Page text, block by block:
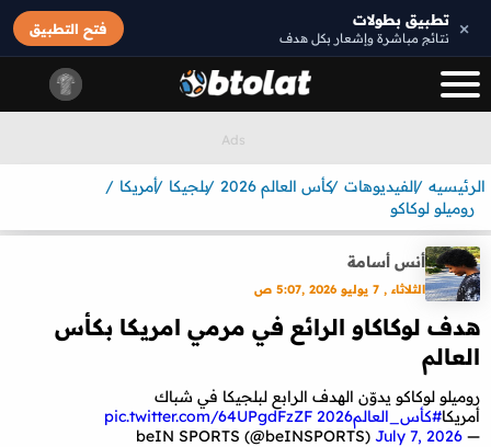
× تطبيق بطولات
نتائج مباشرة وإشعار بكل هدف
فتح التطبيق
الرئيسيه الفيديوهات كأس العالم 2026 بلجيكا
أمريكا
روميلو لوكاكو
أنس أسامة
الثلاثاء , 7 يوليو 2026 ,5:07 ص
هدف لوكاكاو الرائع في مرمي امريكا بكأس
العالم
روميلو لوكاكو يدوّن الهدف الرابع لبلجيكا في شباك
أمريكا#كأس_العالم2026
pic.twitter.com/64UPgdFzZF
— beIN SPORTS (@beINSPORTS)
July 7, 2026